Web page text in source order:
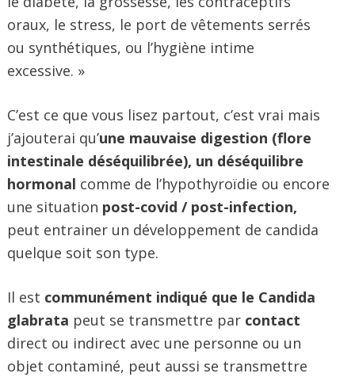
oraux, le stress, le port de vêtements serrés
ou synthétiques, ou l’hygiène intime
excessive. »
C’est ce que vous lisez partout, c’est vrai mais
j’ajouterai qu’une mauvaise digestion (flore
intestinale déséquilibrée), un déséquilibre
hormonal comme de l’hypothyroïdie ou encore
une situation post-covid / post-infection,
peut entrainer un développement de candida
quelque soit son type.
Il est communément indiqué que le Candida
glabrata peut se transmettre par contact
direct ou indirect avec une personne ou un
objet contaminé, peut aussi se transmettre